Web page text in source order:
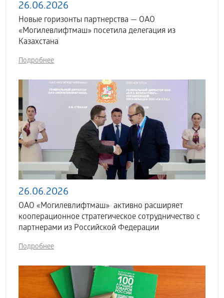
26.06.2026
Новые горизонты партнерства — ОАО
«Могилевлифтмаш» посетила делегация из
Казахстана
Подробнее
26.06.2026
ОАО «Могилевлифтмаш» активно расширяет
кооперационное стратегическое сотрудничество с
партнерами из Российской Федерации
Подробнее